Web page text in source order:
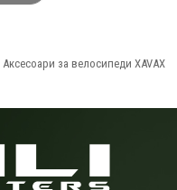
Аксесоари за велосипеди XAVAX